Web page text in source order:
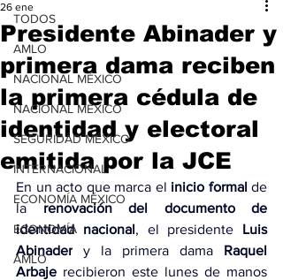
TODOS
AMLO
NACIONAL MÉXICO
NACIONAL MÉXICO
SEGURIDAD MÉXICO
INTERNACIONAL
ECONOMÍA MÉXICO
ECONOMÍA
AMLO
Presidente Abinader y
primera dama reciben
la primera cédula de
identidad y electoral
emitida por la JCE
26 ene
En un acto que marca el inicio formal de
la renovación del documento de
identidad nacional, el presidente Luis
Abinader y la primera dama Raquel
Arbaje recibieron este lunes de manos